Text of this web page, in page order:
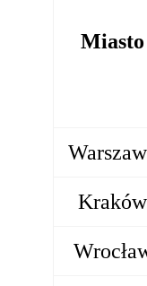
Miasto
Kraków